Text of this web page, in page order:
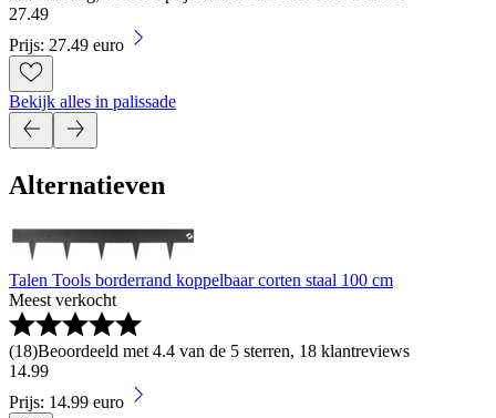
27.49
Prijs: 27.49 euro
Bekijk alles in palissade
Alternatieven
Talen Tools borderrand koppelbaar corten staal 100 cm
Meest verkocht
(18)Beoordeeld met 4.4 van de 5 sterren, 18 klantreviews
14.99
Prijs: 14.99 euro